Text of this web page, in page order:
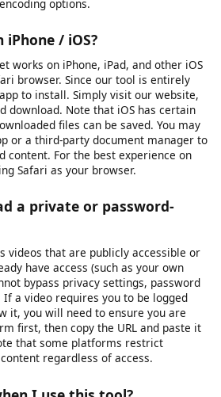
are supported?
in MP4 format, which is the
video format across all devices and
on Windows, macOS, Android,
and media players. For audio
format at various bitrates.
supported depending on the source
options.
works on iPhone, iPad, and other iOS
browser. Since our tool is entirely
download. Note that iOS has certain
files can be saved. You may
or a third-party document manager to
content. For the best experience on
Safari as your browser.
a private or password-